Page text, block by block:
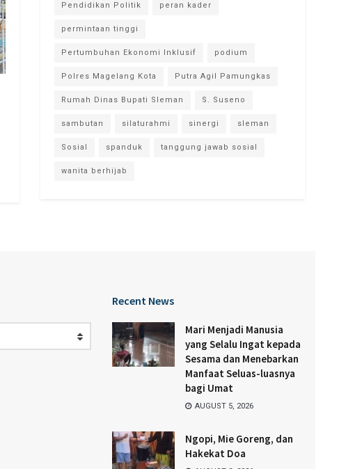
Pendidikan Politik peran kader
permintaan tinggi
Pertumbuhan Ekonomi Inklusif podium
Polres Magelang Kota Putra Agil Pamungkas
Rumah Dinas Bupati Sleman S. Suseno
sambutan silaturahmi sinergi sleman
Sosial spanduk tanggung jawab sosial
wanita berhijab
Recent News
Mari Menjadi Manusia
yang Selalu Ingat kepada
Sesama dan Menebarkan
Manfaat Seluas-luasnya
bagi Umat
AUGUST 5, 2026
Ngopi, Mie Goreng, dan
Hakekat Doa